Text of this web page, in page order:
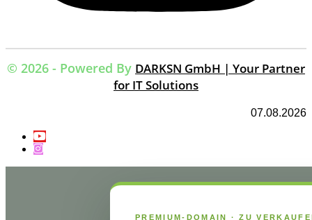
© 2026 - Powered By DARKSN GmbH | Your Partner
for IT Solutions
07.08.2026
PREMIUM-DOMAIN · ZU